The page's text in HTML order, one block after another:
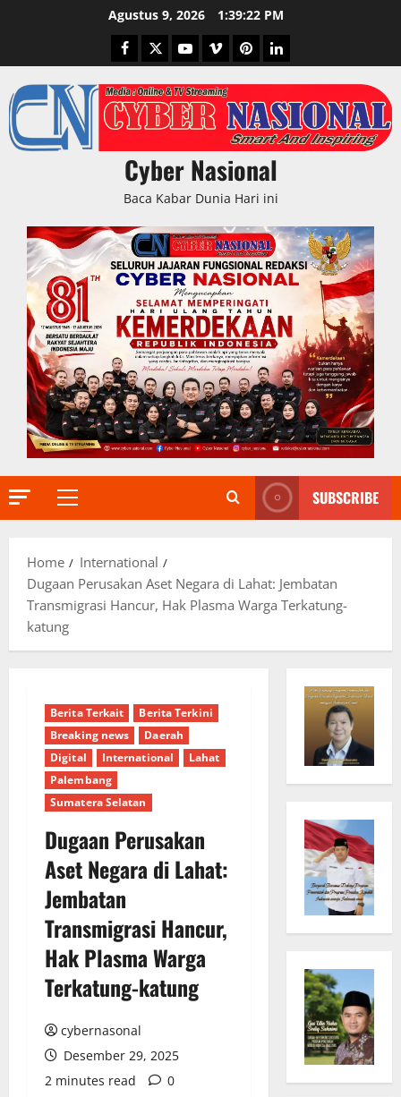
Agustus 9, 2026 1:39:24 PM
Facebook
TwitterYoutubeVimeoPinterestLinkedIn
Cyber Nasional
Baca Kabar Dunia Hari ini
Primary
SUBSCRIBE
Home
International
Dugaan Perusakan Aset Negara di Lahat: Jembatan
Transmigrasi Hancur, Hak Plasma Warga Terkatung-
katung
Berita Terkait
Berita Terkini
Breaking news
Daerah
Digital
International
Lahat
Palembang
Sumatera Selatan
Dugaan Perusakan
Aset Negara di Lahat:
Jembatan
Transmigrasi Hancur,
Hak Plasma Warga
Terkatung-katung
cybernasonal
Desember 29, 2025
2 minutes read
0